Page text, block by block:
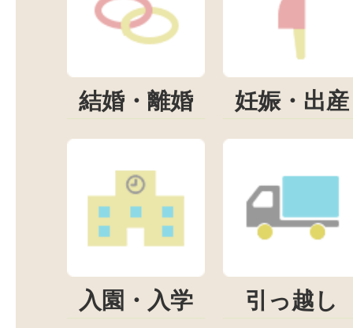
結婚・離婚 妊娠・出産
入園・入学 引っ越し